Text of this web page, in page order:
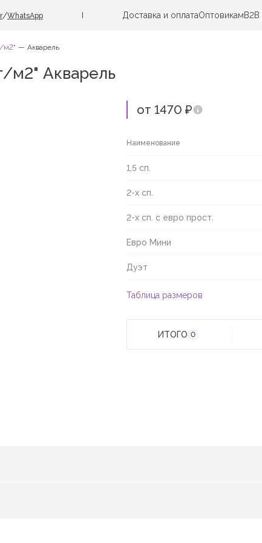
/WhatsApp Доставка и оплатаОптовикамB2B
м2" Акварель
м2" Акварель
от 1470 ₽
Наименование
1,5 сп.
2-х сп.
2-х сп. с евро прост.
Евро Мини
Дуэт
Таблица размеров
ИТОГО 0